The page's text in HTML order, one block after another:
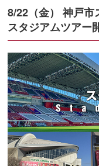
8/22（金） 神戸
スタジアムツアー